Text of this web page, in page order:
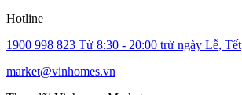
Hotline
1900 998 823 Từ 8:30 - 20:00 trừ ngày Lễ, Tết
market@vinhomes.vn